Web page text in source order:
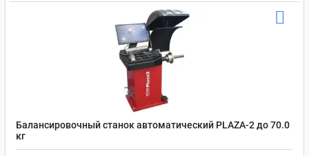
Балансировочный станок автоматический PLAZA-2 до 70.0
кг